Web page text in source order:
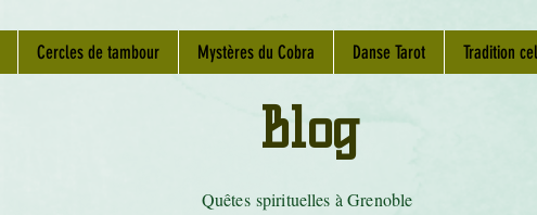
Cercles de tambour Mystères du Cobra Danse Tarot Tradition
Quêtes spirituelles à Grenoble
Blog